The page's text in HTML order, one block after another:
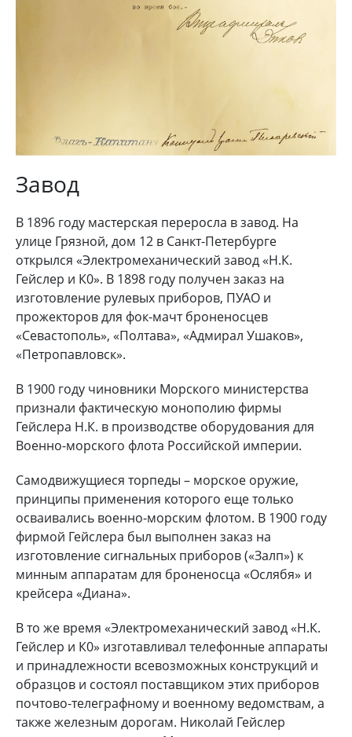
Завод
В 1896 году мастерская переросла в завод. На
улице Грязной, дом 12 в Санкт-Петербурге
открылся «Электромеханический завод «Н.К.
Гейслер и К0». В 1898 году получен заказ на
изготовление рулевых приборов, ПУАО и
прожекторов для фок-мачт броненосцев
«Севастополь», «Полтава», «Адмирал Ушаков»,
«Петропавловск».
В 1900 году чиновники Морского министерства
признали фактическую монополию фирмы
Гейслера Н.К. в производстве оборудования для
Военно-морского флота Российской империи.
Самодвижущиеся торпеды – морское оружие,
принципы применения которого еще только
осваивались военно-морским флотом. В 1900 году
фирмой Гейслера был выполнен заказ на
изготовление сигнальных приборов («Залп») к
минным аппаратам для броненосца «Ослябя» и
крейсера «Диана».
В то же время «Электромеханический завод «Н.К.
Гейслер и К0» изготавливал телефонные аппараты
и принадлежности всевозможных конструкций и
образцов и состоял поставщиком этих приборов
почтово-телеграфному и военному ведомствам, а
также железным дорогам. Николай Гейслер